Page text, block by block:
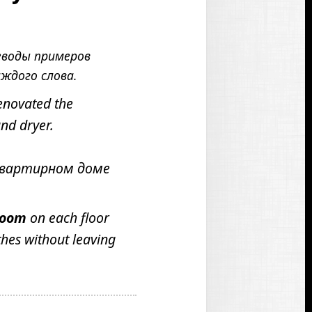
д
е
н
о
примеров
слова.
the
dryer.
доме
on each floor
without leaving